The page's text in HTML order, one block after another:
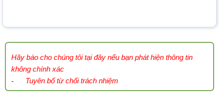
Hãy báo cho chúng tôi tại đây nếu bạn phát hiện thông tin
không chính xác
- Tuyên bố từ chối trách nhiệm